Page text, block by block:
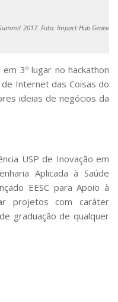
2017. Foto: Impact Hub Geneva.
3º lugar no hackathon
Internet das Coisas do
ideias de negócios da
USP de Inovação em
Aplicada à Saúde
EESC para Apoio à
projetos com caráter
graduação de qualquer